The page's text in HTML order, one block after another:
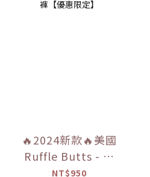
🔥2024新款🔥美國
Ruffle Butts - 長
春花藍條紋 男士泳
NT$950